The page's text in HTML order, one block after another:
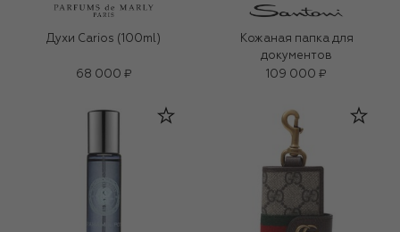
Духи Carios (100ml)
68 000 ₽
Кожаная папка для
документов
109 000 ₽